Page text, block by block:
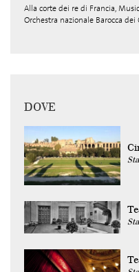
Alla corte dei re di Francia,
Orchestra nazionale Barocca dei
DOVE